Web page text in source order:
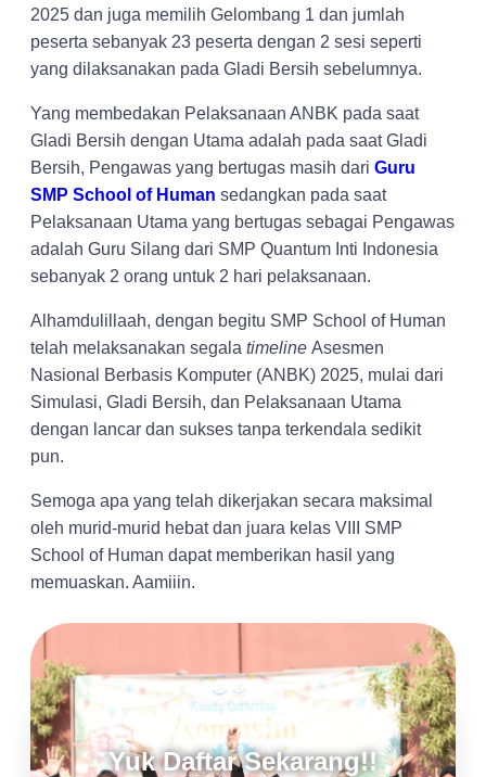
2025 dan juga memilih Gelombang 1 dan jumlah
peserta sebanyak 23 peserta dengan 2 sesi seperti
yang dilaksanakan pada Gladi Bersih sebelumnya.
Yang membedakan Pelaksanaan ANBK pada saat
Gladi Bersih dengan Utama adalah pada saat Gladi
Bersih, Pengawas yang bertugas masih dari Guru
SMP School of Human sedangkan pada saat
Pelaksanaan Utama yang bertugas sebagai Pengawas
adalah Guru Silang dari SMP Quantum Inti Indonesia
sebanyak 2 orang untuk 2 hari pelaksanaan.
Alhamdulillaah, dengan begitu SMP School of Human
telah melaksanakan segala timeline Asesmen
Nasional Berbasis Komputer (ANBK) 2025, mulai dari
Simulasi, Gladi Bersih, dan Pelaksanaan Utama
dengan lancar dan sukses tanpa terkendala sedikit
pun.
Semoga apa yang telah dikerjakan secara maksimal
oleh murid-murid hebat dan juara kelas VIII SMP
School of Human dapat memberikan hasil yang
memuaskan. Aamiiin.
Yuk Daftar Sekarang!!